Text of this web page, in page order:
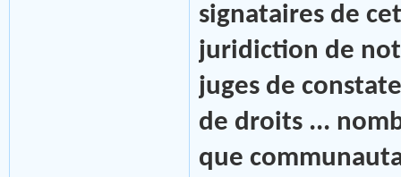
signataires de
juridiction de
juges de
de droits ...
que